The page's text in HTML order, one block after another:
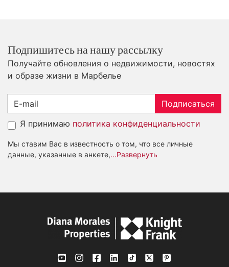
Подпишитесь на нашу рассылку
Получайте обновления о недвижимости, новостях
и образе жизни в Марбелье
Подписаться
Я принимаю политика конфиденциальности
Мы ставим Вас в известность о том, что все личные
данные, указанные в анкете,...Развернуть